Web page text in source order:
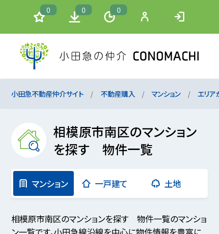
0 0 0
小田急不動産仲介サイト 不動産購入 マンション エリア
相模原市南区のマンション
を探す 物件一覧
マンション 一戸建て 土地
相模原市南区のマンションを探す 物件一覧のマンショ